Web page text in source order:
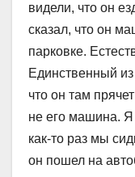
видели, что он
сказал, что он
парковке.
Единственный
что он там
не его машина. Я
как-то раз мы
он пошел на